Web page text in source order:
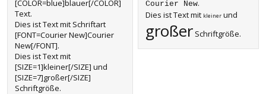
[COLOR=blue]blauer[/COLOR]
Text.
Dies ist Text mit Schriftart
[FONT=Courier New]Courier
New[/FONT].
Dies ist Text mit
[SIZE=1]kleiner[/SIZE] und
[SIZE=7]großer[/SIZE]
Schriftgröße.
Courier New.
Dies ist Text mit kleiner und
großer Schriftgröße.